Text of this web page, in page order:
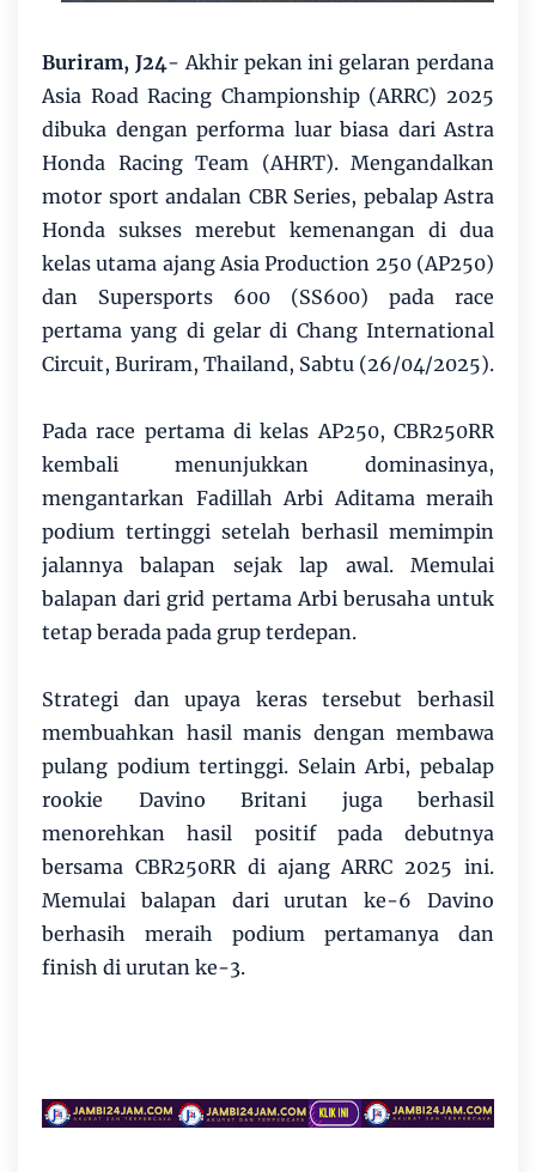
Buriram, J24- Akhir pekan ini gelaran perdana
Asia Road Racing Championship (ARRC) 2025
dibuka dengan performa luar biasa dari Astra
Honda Racing Team (AHRT). Mengandalkan
motor sport andalan CBR Series, pebalap Astra
Honda sukses merebut kemenangan di dua
kelas utama ajang Asia Production 250 (AP250)
dan Supersports 600 (SS600) pada race
pertama yang di gelar di Chang International
Circuit, Buriram, Thailand, Sabtu (26/04/2025).
Pada race pertama di kelas AP250, CBR250RR
kembali menunjukkan dominasinya,
mengantarkan Fadillah Arbi Aditama meraih
podium tertinggi setelah berhasil memimpin
jalannya balapan sejak lap awal. Memulai
balapan dari grid pertama Arbi berusaha untuk
tetap berada pada grup terdepan.
Strategi dan upaya keras tersebut berhasil
membuahkan hasil manis dengan membawa
pulang podium tertinggi. Selain Arbi, pebalap
rookie Davino Britani juga berhasil
menorehkan hasil positif pada debutnya
bersama CBR250RR di ajang ARRC 2025 ini.
Memulai balapan dari urutan ke-6 Davino
berhasih meraih podium pertamanya dan
finish di urutan ke-3.